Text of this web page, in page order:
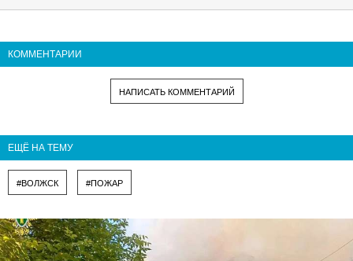
КОММЕНТАРИИ
НАПИСАТЬ КОММЕНТАРИЙ
ЕЩЁ НА ТЕМУ
#ВОЛЖСК #ПОЖАР